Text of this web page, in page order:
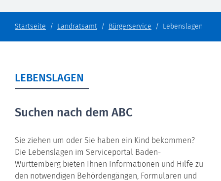
Startseite Landratsamt Bürgerservice Lebenslagen
LEBENSLAGEN
Suchen nach dem ABC
Sie ziehen um oder Sie haben ein Kind bekommen?
Die Lebenslagen im Serviceportal Baden-
Württemberg bieten Ihnen Informationen und Hilfe zu
den notwendigen Behördengängen, Formularen und